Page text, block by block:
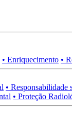
• Enriquecimento •
• Responsabilidade
• Proteção